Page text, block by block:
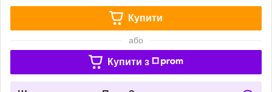
Купити
або
Купити з